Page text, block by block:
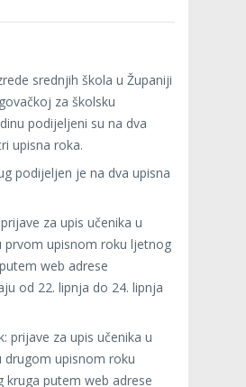
srednjih škola u Županiji
za školsku
podijeljeni su na dva
upisna roka.
podijeljen je na dva upisna
za upis učenika u
prvom upisnom roku ljetnog
web adrese
od 22. lipnja do 24. lipnja
prijave za upis učenika u
drugom upisnom roku
kruga putem web adrese